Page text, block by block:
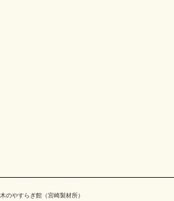
木のやすらぎ館（宮崎製材所）